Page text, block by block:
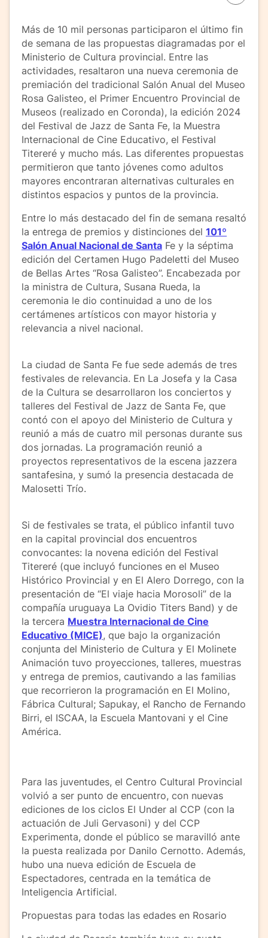
Más de 10 mil personas participaron el último fin
de semana de las propuestas diagramadas por el
Ministerio de Cultura provincial. Entre las
actividades, resaltaron una nueva ceremonia de
premiación del tradicional Salón Anual del Museo
Rosa Galisteo, el Primer Encuentro Provincial de
Museos (realizado en Coronda), la edición 2024
del Festival de Jazz de Santa Fe, la Muestra
Internacional de Cine Educativo, el Festival
Titereré y mucho más. Las diferentes propuestas
permitieron que tanto jóvenes como adultos
mayores encontraran alternativas culturales en
distintos espacios y puntos de la provincia.
Entre lo más destacado del fin de semana resaltó
la entrega de premios y distinciones del 101º
Salón Anual Nacional de Santa Fe y la séptima
edición del Certamen Hugo Padeletti del Museo
de Bellas Artes “Rosa Galisteo”. Encabezada por
la ministra de Cultura, Susana Rueda, la
ceremonia le dio continuidad a uno de los
certámenes artísticos con mayor historia y
relevancia a nivel nacional.
La ciudad de Santa Fe fue sede además de tres
festivales de relevancia. En La Josefa y la Casa
de la Cultura se desarrollaron los conciertos y
talleres del Festival de Jazz de Santa Fe, que
contó con el apoyo del Ministerio de Cultura y
reunió a más de cuatro mil personas durante sus
dos jornadas. La programación reunió a
proyectos representativos de la escena jazzera
santafesina, y sumó la presencia destacada de
Malosetti Trío.
Si de festivales se trata, el público infantil tuvo
en la capital provincial dos encuentros
convocantes: la novena edición del Festival
Titereré (que incluyó funciones en el Museo
Histórico Provincial y en El Alero Dorrego, con la
presentación de “El viaje hacia Morosoli” de la
compañía uruguaya La Ovidio Titers Band) y de
la tercera Muestra Internacional de Cine
Educativo (MICE), que bajo la organización
conjunta del Ministerio de Cultura y El Molinete
Animación tuvo proyecciones, talleres, muestras
y entrega de premios, cautivando a las familias
que recorrieron la programación en El Molino,
Fábrica Cultural; Sapukay, el Rancho de Fernando
Birri, el ISCAA, la Escuela Mantovani y el Cine
América.
Para las juventudes, el Centro Cultural Provincial
volvió a ser punto de encuentro, con nuevas
ediciones de los ciclos El Under al CCP (con la
actuación de Juli Gervasoni) y del CCP
Experimenta, donde el público se maravilló ante
la puesta realizada por Danilo Cernotto. Además,
hubo una nueva edición de Escuela de
Espectadores, centrada en la temática de
Inteligencia Artificial.
Propuestas para todas las edades en Rosario